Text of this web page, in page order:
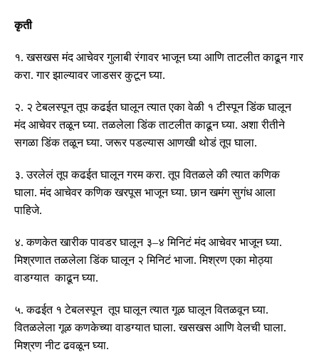
कृती
१.खसखस मंद आचेवर गुलाबी रंगावर भाजून घ्या आणि ताटलीत काढून गार
करा.गार झाल्यावर जाडसर कुटून घ्या.
२. २ टेबलस्पून तूप कढईत घालून त्यात एका वेळी १ टीस्पून डिंक घालून
मंद आचेवर तळून घ्या.तळलेला डिंक ताटलीत काढून घ्या. अशा रीतीने
सगळा डिंक तळून घ्या.जरूर पडल्यास आणखी थोडं तूप घाला.
३.उरलेलं तूप कढईत घालून गरम करा.तूप वितळले की त्यात कणिक
घाला.मंद आचेवर कणिक खरपूस भाजून घ्या.छान खमंग सुगंध आला
पाहिजे.
४.कणकेत खारीक पावडर घालून ३–४ मिनिटं मंद आचेवर भाजून घ्या.
मिश्रणात तळलेला डिंक घालून २ मिनिटं भाजा.मिश्रण एका मोठ्या
वाडग्यात काढून घ्या.
५.कढईत १ टेबलस्पून तूप घालून त्यात गूळ घालून वितळवून घ्या.
वितळलेला गूळ कणकेच्या वाडग्यात घाला.खसखस आणि वेलची घाला.
मिश्रण नीट ढवळून घ्या.